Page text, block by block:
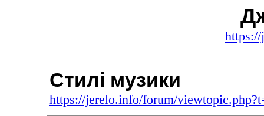
Стилі музики
https://jerelo.info/forum/